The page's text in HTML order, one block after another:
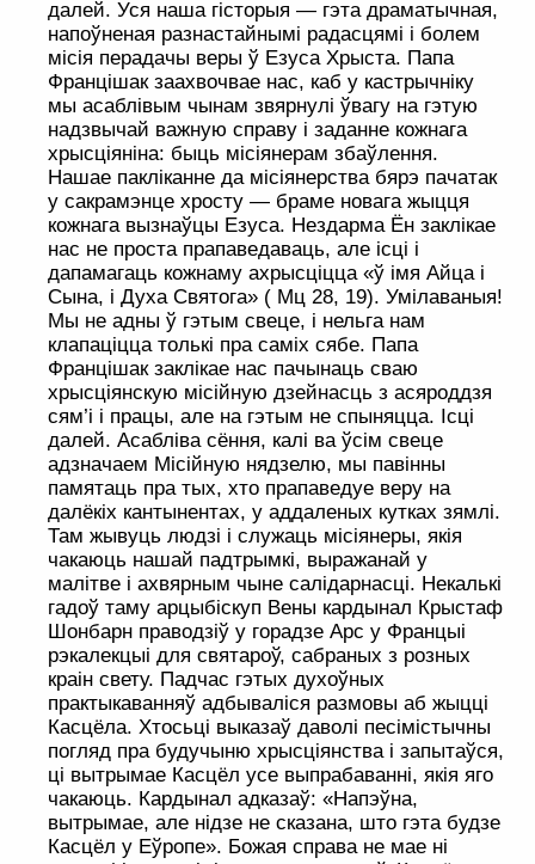
далей. Уся наша гісторыя — гэта драматычная,
напоўненая разнастайнымі радасцямі і болем
місія перадачы веры ў Езуса Хрыста. Папа
Францішак заахвочвае нас, каб у кастрычніку
мы асаблівым чынам звярнулі ўвагу на гэтую
надзвычай важную справу і заданне кожнага
хрысціяніна: быць місіянерам збаўлення.
Нашае пакліканне да місіянерства бярэ пачатак
у сакрамэнце хросту — браме новага жыцця
кожнага вызнаўцы Езуса. Нездарма Ён заклікае
нас не проста прапаведаваць, але ісці і
дапамагаць кожнаму ахрысціцца «ў імя Айца і
Сына, і Духа Святога» ( Мц 28, 19). Умілаваныя!
Мы не адны ў гэтым свеце, і нельга нам
клапаціцца толькі пра саміх сябе. Папа
Францішак заклікае нас пачынаць сваю
хрысціянскую місійную дзейнасць з асяроддзя
сям’і і працы, але на гэтым не спыняцца. Ісці
далей. Асабліва сёння, калі ва ўсім свеце
адзначаем Місійную нядзелю, мы павінны
памятаць пра тых, хто прапаведуе веру на
далёкіх кантынентах, у аддаленых кутках зямлі.
Там жывуць людзі і служаць місіянеры, якія
чакаюць нашай падтрымкі, выражанай у
малітве і ахвярным чыне салідарнасці. Некалькі
гадоў таму арцыбіскуп Вены кардынал Крыстаф
Шонбарн праводзіў у горадзе Арс у Францыі
рэкалекцыі для святароў, сабраных з розных
краін свету. Падчас гэтых духоўных
практыкаванняў адбываліся размовы аб жыцці
Касцёла. Хтосьці выказаў даволі песімістычны
погляд пра будучыню хрысціянства і запытаўся,
ці вытрымае Касцёл усе выпрабаванні, якія яго
чакаюць. Кардынал адказаў: «Напэўна,
вытрымае, але нідзе не сказана, што гэта будзе
Касцёл у Еўропе». Божая справа не мае ні